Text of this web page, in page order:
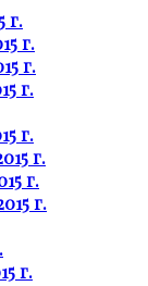
г.
г.
г.
г.
г.
г.
г.
г.
г.